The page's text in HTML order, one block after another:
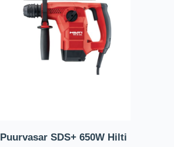
Puurvasar SDS+ 650W Hilti